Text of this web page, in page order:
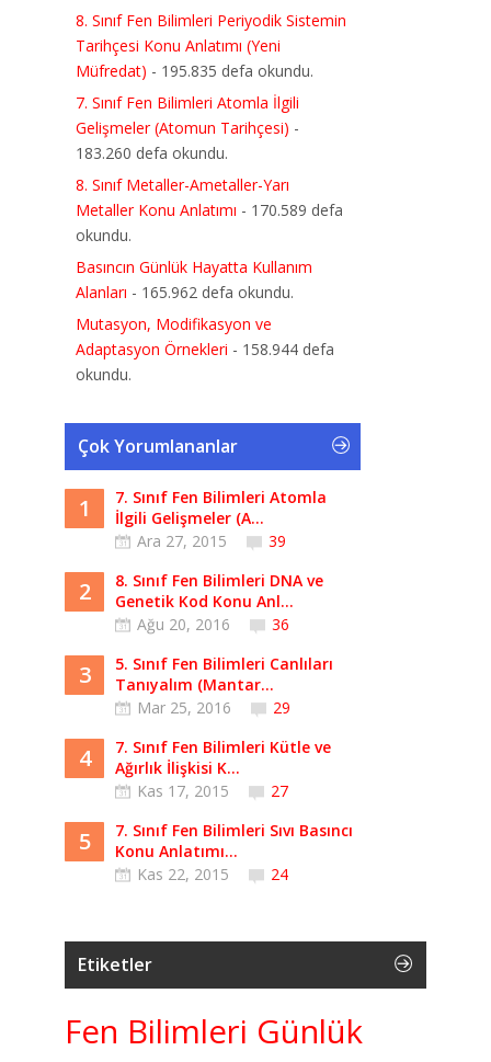
8. Sınıf Fen Bilimleri Periyodik Sistemin
Tarihçesi Konu Anlatımı (Yeni
Müfredat) - 195.835 defa okundu.
7. Sınıf Fen Bilimleri Atomla İlgili
Gelişmeler (Atomun Tarihçesi) -
183.260 defa okundu.
8. Sınıf Metaller-Ametaller-Yarı
Metaller Konu Anlatımı - 170.589 defa
okundu.
Basıncın Günlük Hayatta Kullanım
Alanları - 165.962 defa okundu.
Mutasyon, Modifikasyon ve
Adaptasyon Örnekleri - 158.944 defa
okundu.
Çok Yorumlananlar
1
7. Sınıf Fen Bilimleri Atomla
İlgili Gelişmeler (A...
Ara 27, 2015
39
2
8. Sınıf Fen Bilimleri DNA ve
Genetik Kod Konu Anl...
Ağu 20, 2016
36
3
5. Sınıf Fen Bilimleri Canlıları
Tanıyalım (Mantar...
Mar 25, 2016
29
4
7. Sınıf Fen Bilimleri Kütle ve
Ağırlık İlişkisi K...
Kas 17, 2015
27
5
7. Sınıf Fen Bilimleri Sıvı Basıncı
Konu Anlatımı...
Kas 22, 2015
24
Etiketler
Fen Bilimleri Günlük